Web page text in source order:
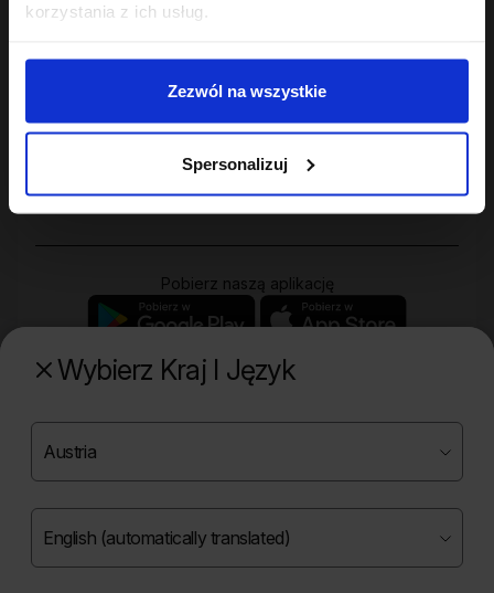
korzystania z ich usług.
Zezwól na wszystkie
Spersonalizuj
Wybierz Kraj I Język
Twoje konto
Zakupy
Pobierz naszą aplikację
Poznaj naszą drugą markę